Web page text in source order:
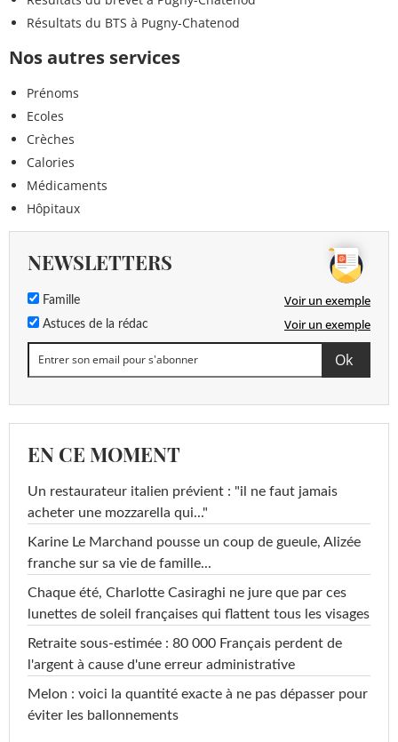
Résultats du BTS à Pugny-Chatenod
Nos autres services
Prénoms
Ecoles
Crèches
Calories
Médicaments
Hôpitaux
NEWSLETTERS
Famille Voir un exemple
Astuces de la rédac Voir un exemple
EN CE MOMENT
Un restaurateur italien prévient : "il ne faut jamais
acheter une mozzarella qui..."
Karine Le Marchand pousse un coup de gueule, Alizée
franche sur sa vie de famille...
Chaque été, Charlotte Casiraghi ne jure que par ces
lunettes de soleil françaises qui flattent tous les visages
Retraite sous-estimée : 80 000 Français perdent de
l'argent à cause d'une erreur administrative
Melon : voici la quantité exacte à ne pas dépasser pour
éviter les ballonnements